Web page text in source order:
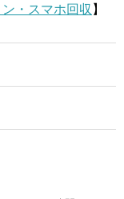
・スマホ回収 】